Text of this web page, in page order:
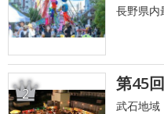
長野県内
2 第45
武石地